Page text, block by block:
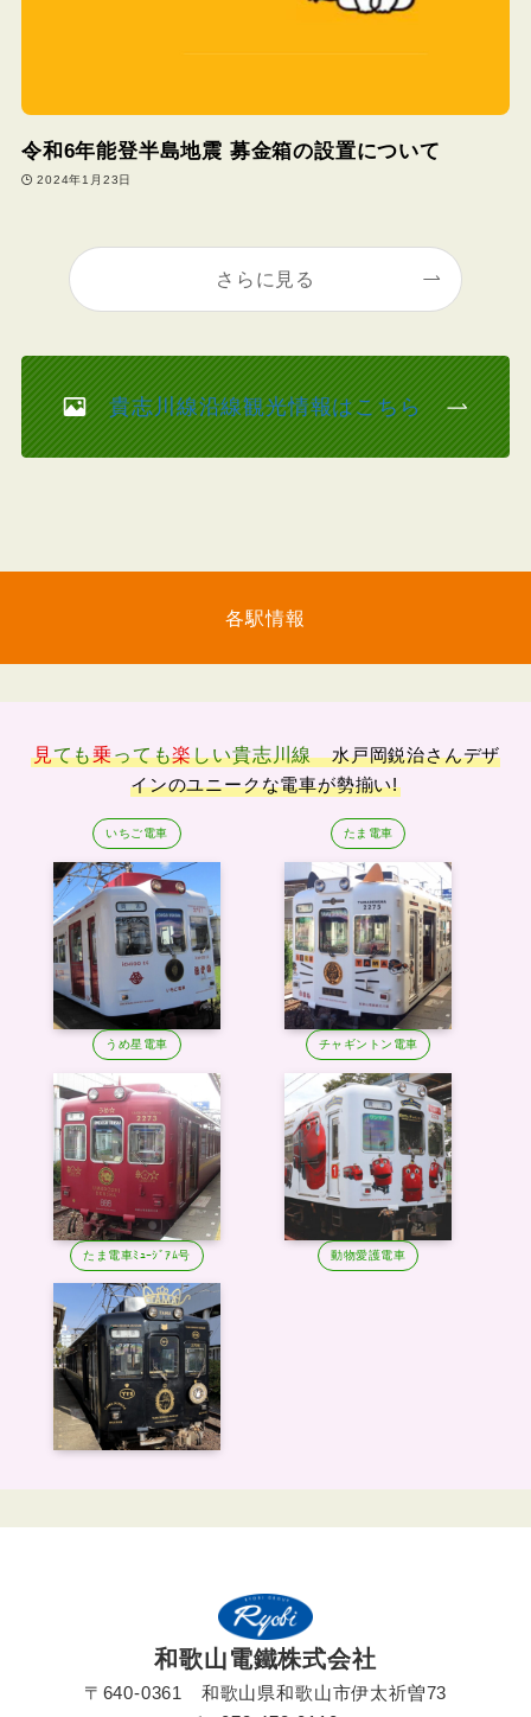
令和6年能登半島地震 募金箱の設置について
2024年1月23日
さらに見る
貴志川線沿線観光情報はこちら
各駅情報
見ても乗っても楽しい貴志川線
水戸岡鋭治さんデザ
インのユニークな電車が勢揃い!
いちご電車 たま電車
うめ星電車 チャギントン電車
たま電車ﾐｭｰｼﾞｱﾑ号 動物愛護電車
和歌山電鐵株式会社
〒640-0361 和歌山県和歌山市伊太祈曽73